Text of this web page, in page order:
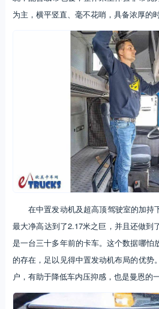
为主，横平竖直、毫不花哨，具备浓厚的时
在中置发动机及超高顶驾驶室的加持
最大净高达到了2.17米之巨，并且还做到
是一台三十多年前的卡车。这个数据哪怕
的存在，足以见得中置发动机布局的优势
户，有助于降低车内压抑感，也是曼恩的一